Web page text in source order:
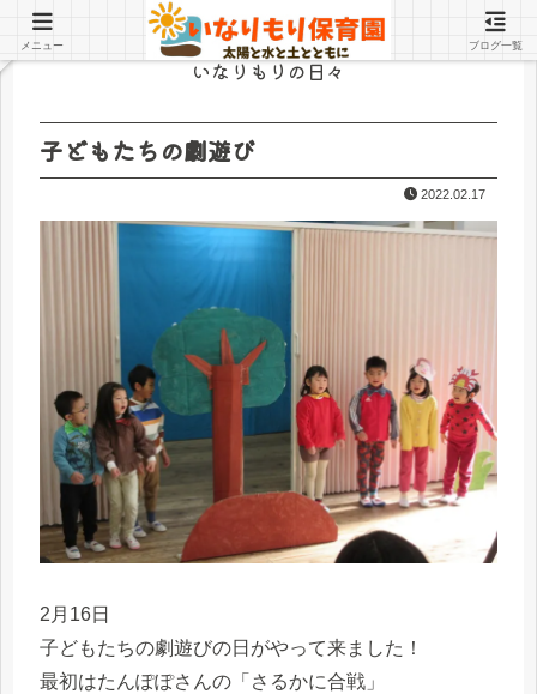
いなりもりの日々
子どもたちの劇遊び
2022.02.17
2月16日
子どもたちの劇遊びの日がやって来ました！
最初はたんぽぽさんの「さるかに合戦」
メニュー ブログ一覧